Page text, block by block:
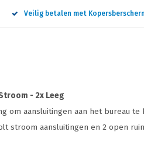
Veilig betalen met
- 2x Leeg
om aansluitingen aan het bureau
stroom aansluitingen en 2 open